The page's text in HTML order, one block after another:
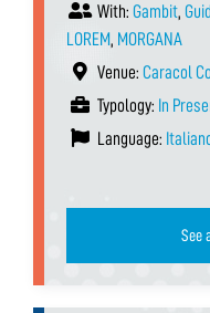
With: Gambit,
LOREM, MORGANA
Venue: Caracol
Typology: In
Language:
See